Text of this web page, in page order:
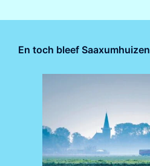
En toch bleef Saaxumhuizen